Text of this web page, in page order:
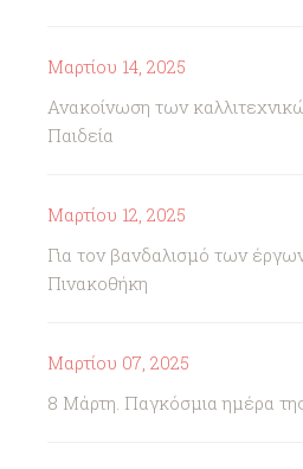
Μαρτίου 14, 2025
Ανακοίνωση των
Παιδεία
Μαρτίου 12, 2025
Για τον βανδαλισμό των
Πινακοθήκη
Μαρτίου 07, 2025
8 Μάρτη. Παγκόσμια ημέρα